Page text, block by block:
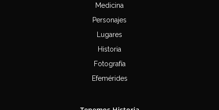
Medicina
Personajes
Lugares
Historia
Fotografía
Efemérides